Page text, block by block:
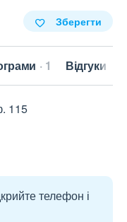
Зберегти
1 Відгуки
115
телефон і